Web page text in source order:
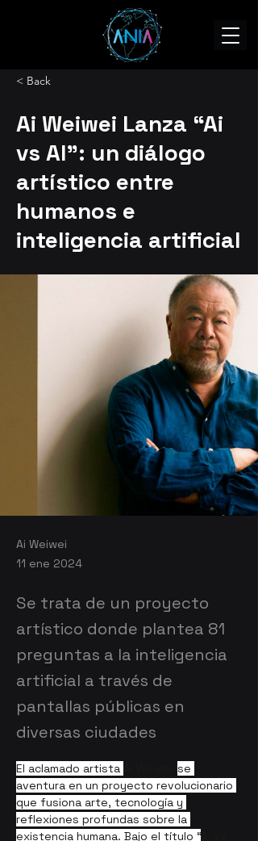
< Back
Ai Weiwei Lanza “Ai
vs AI”: un diálogo
artístico entre
humanos e
inteligencia artificial
Ai Weiwei
11 ene 2024
Se trata de un proyecto
artístico donde plantea 81
preguntas a la inteligencia
artificial a través de
pantallas públicas en
diversas ciudades
El aclamado artista
se
aventura en un proyecto revolucionario
que fusiona arte, tecnología y
reflexiones profundas sobre la
existencia humana. Bajo el título “